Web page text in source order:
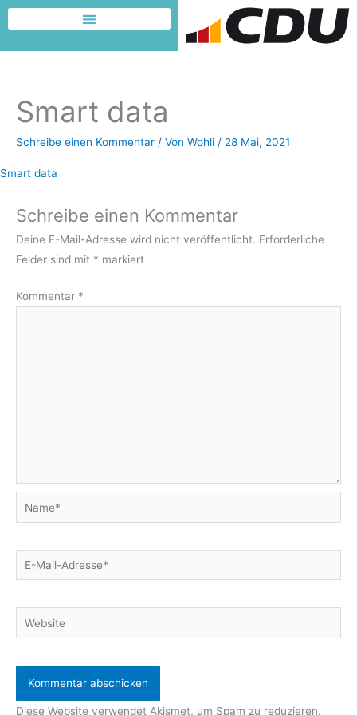
Zum
Inhalt
springen
Smart data
Schreibe einen Kommentar / Von Wohli / 28 Mai, 2021
Smart data
Schreibe einen Kommentar
Deine E-Mail-Adresse wird nicht veröffentlicht. Erforderliche
Felder sind mit * markiert
Kommentar *
Name*
E-
Mail-
Website
Diese Website verwendet Akismet, um Spam zu reduzieren.